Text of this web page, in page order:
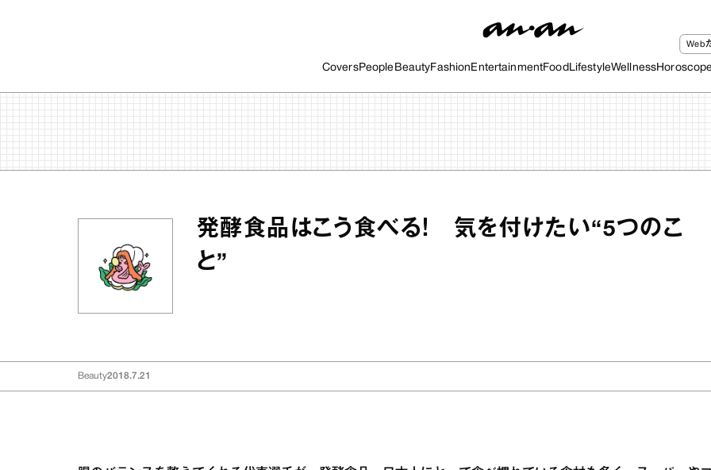
CoversPeople BeautyFashion EntertainmentFood LifestyleWellness
Web
発酵食品はこう食べる！ 気を付けたい“5つのこ
と”
Beauty2018.7.21